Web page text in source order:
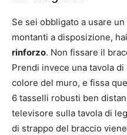
Se sei obbligato a usare
montanti a disposizione,
rinforzo. Non fissare il
Prendi invece una tavola
colore del muro, e fissa
6 tasselli robusti ben
televisore sulla tavola di
di strappo del braccio